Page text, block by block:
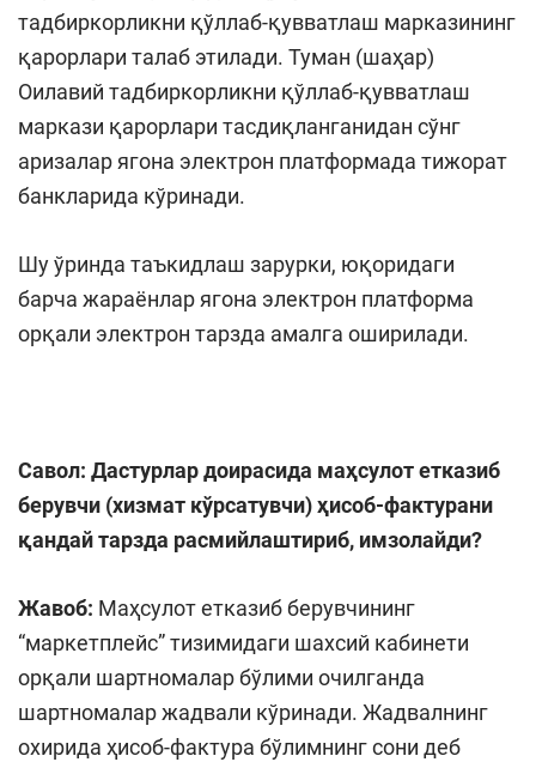
тадбиркорликни қўллаб-қувватлаш марказининг
қарорлари талаб этилади. Туман (шаҳар)
Оилавий тадбиркорликни қўллаб-қувватлаш
маркази қарорлари тасдиқланганидан сўнг
аризалар ягона электрон платформада тижорат
банкларида кўринади.
Шу ўринда таъкидлаш зарурки, юқоридаги
барча жараёнлар ягона электрон платформа
орқали электрон тарзда амалга оширилади.
Савол: Дастурлар доирасида маҳсулот етказиб
берувчи (хизмат кўрсатувчи) ҳисоб-фактурани
қандай тарзда расмийлаштириб, имзолайди?
Жавоб: Маҳсулот етказиб берувчининг
“маркетплейс” тизимидаги шахсий кабинети
орқали шартномалар бўлими очилганда
шартномалар жадвали кўринади. Жадвалнинг
охирида ҳисоб-фактура бўлимнинг сони деб